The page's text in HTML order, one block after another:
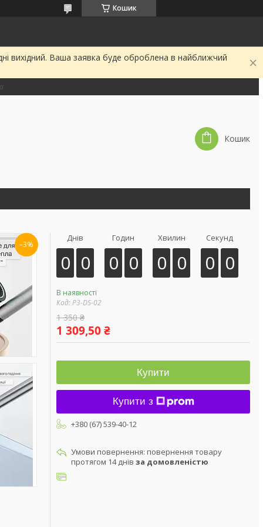
Кошик
вихідний. Ваша заявка буде оброблена в найближчий
Кошик
–3%
Днів
0 0
Годин
0 0
Хвилин
0 0
Секунд
0 0
В наявності
Код:P3-DS-02
1 350 ₴
1 309,50 ₴
Купити
Купити з
+380 (67) 539-40-12
повернення товару
протягом 14 днів за домовленістю